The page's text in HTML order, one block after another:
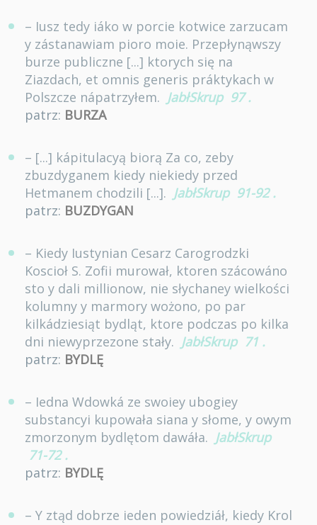
– Iusz tedy iáko w porcie kotwice zarzucam
y zástanawiam pioro moie. Przepłynąwszy
burze publiczne [...] ktorych się na
Ziazdach, et omnis generis práktykach w
Polszcze nápatrzyłem. JabłSkrup 97 .
patrz: BURZA
– [...] kápitulacyą biorą Za co, zeby
zbuzdyganem kiedy niekiedy przed
Hetmanem chodzili [...]. JabłSkrup 91-92 .
patrz: BUZDYGAN
– Kiedy Iustynian Cesarz Carogrodzki
Koscioł S. Zofii murował, ktoren szácowáno
sto y dali millionow, nie słychaney wielkości
kolumny y marmory wożono, po par
kilkádziesiąt bydląt, ktore podczas po kilka
dni niewyprzezone stały. JabłSkrup 71 .
patrz: BYDLĘ
– Iedna Wdowká ze swoiey ubogiey
substancyi kupowała siana y słome, y owym
zmorzonym bydlętom dawáła. JabłSkrup
71-72 .
patrz: BYDLĘ
– Y ztąd dobrze ieden powiedziáł, kiedy Krol